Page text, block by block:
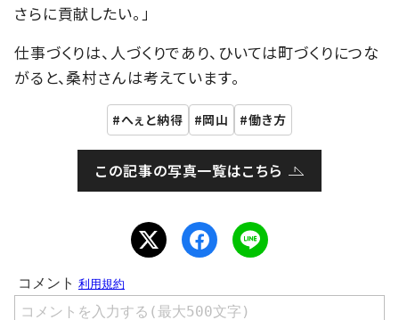
さらに貢献したい。」
仕事づくりは、人づくりであり、ひいては町づくりにつな
がると、桑村さんは考えています。
へぇと納得 岡山 働き方
この記事の写真一覧はこちら